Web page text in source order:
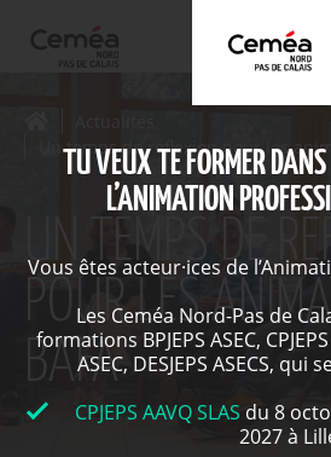
Actualités
Un temps de réflexion pour les
UN TEMPS DE
POUR LES
BAFA
TU VEUX TE FORMER
L’ANIMATION
Vous êtes acteur·ices de
Les Ceméa Nord-Pas de
formations BPJEPS ASEC,
ASEC, DESJEPS ASECS,
CPJEPS AAVQ SLAS du 8
2027 à